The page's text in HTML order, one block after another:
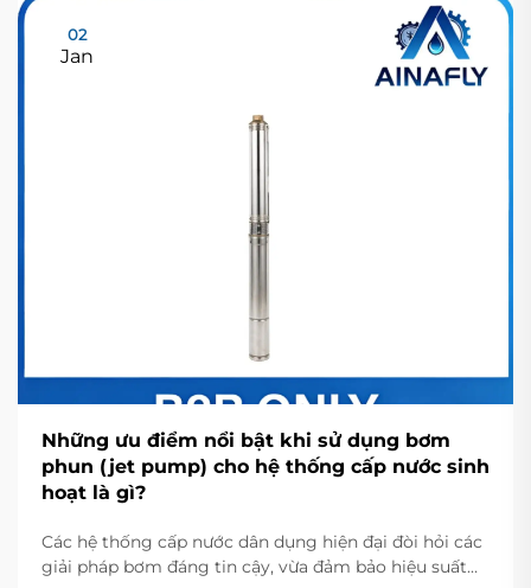
02
Jan
Những ưu điểm nổi bật khi sử dụng bơm
phun (jet pump) cho hệ thống cấp nước sinh
hoạt là gì?
Các hệ thống cấp nước dân dụng hiện đại đòi hỏi các
giải pháp bơm đáng tin cậy, vừa đảm bảo hiệu suất